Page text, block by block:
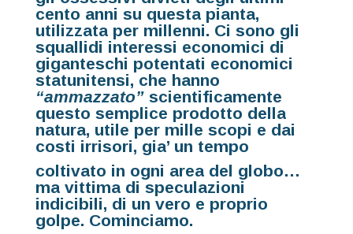
cento anni su questa pianta,
utilizzata per millenni. Ci sono gli
squallidi interessi economici di
giganteschi potentati economici
statunitensi, che hanno
“ammazzato”scientificamente
questo semplice prodotto della
natura, utile per mille scopi e dai
costi irrisori, gia’ un tempo
coltivato in ogni area del globo…
ma vittima di speculazioni
indicibili, di un vero e proprio
golpe. Cominciamo.